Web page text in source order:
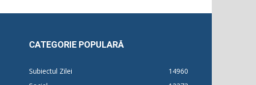
CATEGORIE POPULARĂ
Subiectul Zilei
14960